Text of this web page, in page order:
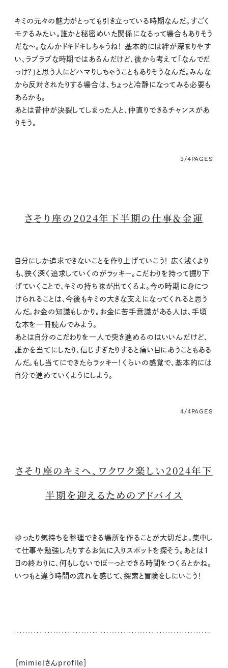
キミの元々の魅力がとっても引き立っている時期なんだ。すごく
モテるみたい。誰かと秘密めいた関係になるって場合もありそう
だな〜。なんかドキドキしちゃうね！ 基本的には絆が深まりやす
い、ラブラブな時期ではあるんだけど、後から考えて「なんでだ
っけ？」と思う人にどハマりしちゃうこともありそうなんだ。みんな
から反対されたりする場合は、ちょっと冷静になってみる必要も
あるかも。
あとは昔仲が決裂してしまった人と、仲直りできるチャンスがあ
りそう。
3/4PAGES
さそり座の2024年下半期の仕事＆金運
自分にしか追求できないことを作り上げていこう！ 広く浅くより
も、狭く深く追求していくのがラッキー。こだわりを持って掘り下
げていくことで、キミの持ち味が出てくるよ。今の時期に身につ
けられることは、今後もキミの大きな支えになってくれると思う
んだ。お金の知識もしかり。お金に苦手意識がある人は、手頃
な本を一冊読んでみよう。
あとは自分のこだわりを一人で突き進めるのはいいんだけど、
誰かを当てにしたり、信じすぎたりすると痛い目にあうこともある
んだ。もし当てにできたらラッキー！くらいの感覚で、基本的には
自分で進めていくようにしよう。
4/4PAGES
さそり座のキミへ、ワクワク楽しい2024年下
半期を迎えるためのアドバイス
ゆったり気持ちを整理できる場所を作ることが大切だよ。集中し
て仕事や勉強したりするお気に入りスポットを探そう。あとは１
日の終わりに、何もしないでぼーっとできる時間をつくるとかね。
いつもと違う時間の流れを感じて、探索と冒険をしにいこう！
［mimielさんprofile］